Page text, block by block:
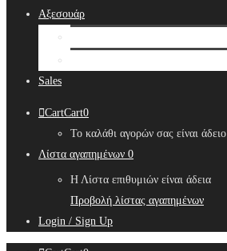
Αξεσουάρ
Sales
CartCart0
Το καλάθι αγορών σας είναι άδειο
Λίστα αγαπημένων 0
Η Λίστα επιθυμιών είναι άδεια
Προβολή λίστας αγαπημένων
Login / Sign Up